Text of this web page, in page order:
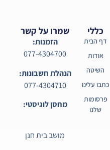
כללי
דף הבית
אודות
השיטה
כתבו עלינו
פרסומות
שלנו
שמרו על קשר
הזמנות:
077-4304700
הנהלת חשבונות:
077-4304710
מחסן לוגיסטי:
מושב בית חנן